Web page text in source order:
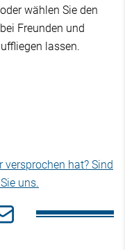
wählen Sie den
Freunden und
lassen.
hat? Sind
uns.